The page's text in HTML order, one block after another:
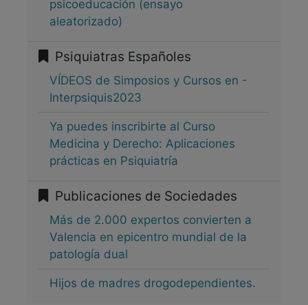
psicoeducación (ensayo
aleatorizado)
Psiquiatras Españoles
VÍDEOS de Simposios y Cursos en -
Interpsiquis2023
Ya puedes inscribirte al Curso
Medicina y Derecho: Aplicaciones
prácticas en Psiquiatría
Publicaciones de Sociedades
Más de 2.000 expertos convierten a
Valencia en epicentro mundial de la
patología dual
Hijos de madres drogodependientes.